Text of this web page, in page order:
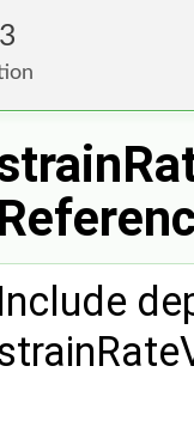
Foundation
Include